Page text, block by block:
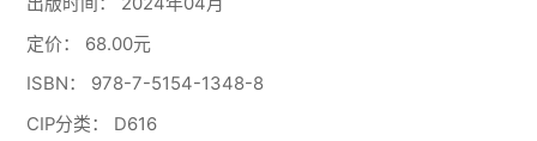
定价：
68.00元
ISBN：
978-7-5154-1348-8
CIP分类：
D616